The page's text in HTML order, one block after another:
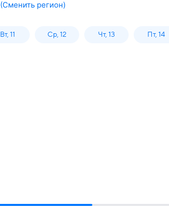
(Сменить регион)
Вт, 11 Ср, 12 Чт, 13 Пт, 14